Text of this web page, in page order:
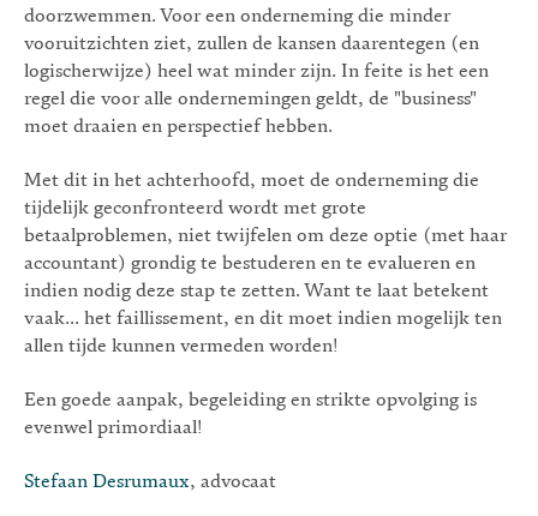
doorzwemmen. Voor een onderneming die minder
vooruitzichten ziet, zullen de kansen daarentegen (en
logischerwijze) heel wat minder zijn. In feite is het een
regel die voor alle ondernemingen geldt, de "business"
moet draaien en perspectief hebben.
Met dit in het achterhoofd, moet de onderneming die
tijdelijk geconfronteerd wordt met grote
betaalproblemen, niet twijfelen om deze optie (met haar
accountant) grondig te bestuderen en te evalueren en
indien nodig deze stap te zetten. Want te laat betekent
vaak... het faillissement, en dit moet indien mogelijk ten
allen tijde kunnen vermeden worden!
Een goede aanpak, begeleiding en strikte opvolging is
evenwel primordiaal!
Stefaan Desrumaux, advocaat